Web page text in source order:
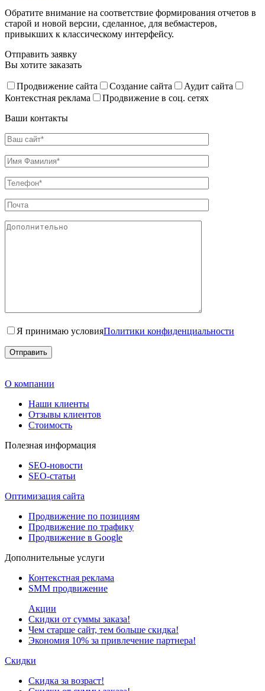
Обратите внимание на соответствие формирования отчетов в
старой и новой версии, сделанное, для вебмастеров,
привыкших к классическому интерфейсу.
Отправить заявку
Вы хотите заказать
Продвижение сайта Создание сайта
Аудит сайта
Контекстная реклама
Продвижение в соц. сетях
Ваши контакты
Я принимаю условияПолитики конфиденциальности
О компании
Наши клиенты
Отзывы клиентов
Стоимость
Полезная информация
SEO-новости
SEO-cтатьи
Оптимизация сайта
Продвижение по позициям
Продвижение по трафику
Продвижение в Google
Дополнительные услуги
Контекстная реклама
SMM продвижение
Акции
Скидки от суммы заказа!
Чем старше сайт, тем больше скидка!
Экономия 10% за привлечение партнера!
Скидки
Скидка за возраст!